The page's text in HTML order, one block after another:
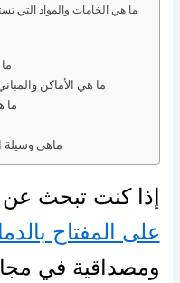
ما هي الخامات والمواد التي
ما هي الأماكن
ما
ماهي وسيلة
إذا كنت تبحث عن
على المفتاح
ومصداقية في